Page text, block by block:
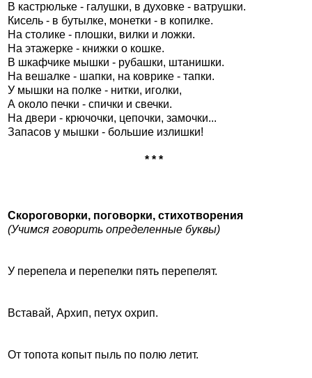
В кастрюльке - галушки, в духовке - ватрушки.
Кисель - в бутылке, монетки - в копилке.
На столике - плошки, вилки и ложки.
На этажерке - книжки о кошке.
В шкафчике мышки - рубашки, штанишки.
На вешалке - шапки, на коврике - тапки.
У мышки на полке - нитки, иголки,
А около печки - спички и свечки.
На двери - крючочки, цепочки, замочки...
Запасов у мышки - большие излишки!
* * *
Скороговорки, поговорки, стихотворения
(Учимся говорить определенные буквы)
У перепелa и перепелки пять перепелят.
Встaвaй, Архип, петух охрип.
От топотa копыт пыль по полю летит.